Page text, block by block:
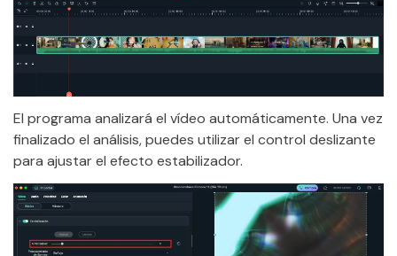
El programa analizará el vídeo automáticamente. Una vez
finalizado el análisis, puedes utilizar el control deslizante
para ajustar el efecto estabilizador.